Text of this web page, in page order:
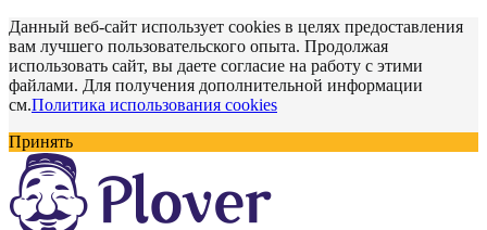
Данный веб-сайт использует cookies в целях предоставления
вам лучшего пользовательского опыта. Продолжая
использовать сайт, вы даете согласие на работу с этими
файлами. Для получения дополнительной информации
см.Политика использования cookies
Принять